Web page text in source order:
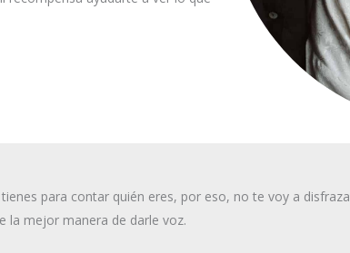
para contar quién eres, por eso, no te voy a
la mejor manera de darle voz.